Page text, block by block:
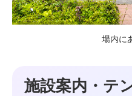
場内に
施設案内・テ